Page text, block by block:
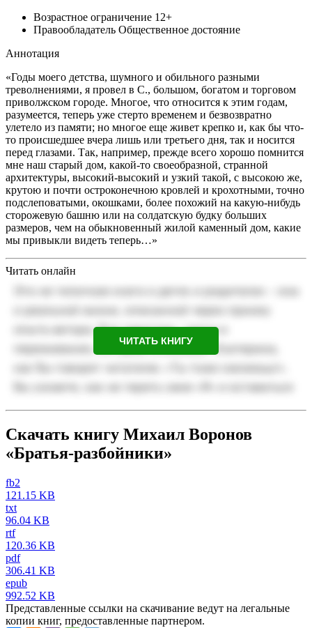
Возрастное ограничение 12+
Правообладатель Общественное достояние
Аннотация
«Годы моего детства, шумного и обильного разными
треволнениями, я провел в С., большом, богатом и торговом
приволжском городе. Многое, что относится к этим годам,
разумеется, теперь уже стерто временем и безвозвратно
улетело из памяти; но многое еще живет крепко и, как бы что-
то происшедшее вчера лишь или третьего дня, так и носится
перед глазами. Так, например, прежде всего хорошо помнится
мне наш старый дом, какой-то своеобразной, странной
архитектуры, высокий-высокий и узкий такой, с высокою же,
крутою и почти остроконечною кровлей и крохотными, точно
подслеповатыми, окошками, более похожий на какую-нибудь
сторожевую башню или на солдатскую будку больших
размеров, чем на обыкновенный жилой каменный дом, какие
мы привыкли видеть теперь…»
Читать онлайн
ЧИТАТЬ КНИГУ
Скачать книгу Михаил Воронов
«Братья-разбойники»
fb2
121.15 KB
txt
96.04 KB
rtf
120.36 KB
pdf
306.41 KB
epub
992.52 KB
Представленные ссылки на скачивание ведут на легальные
копии книг, предоставленные партнером.